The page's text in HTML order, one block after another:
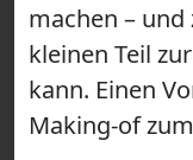
machen – und
kleinen Teil
kann. Einen
Making-of